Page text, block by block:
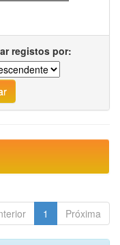
registos por:
1 Próxima